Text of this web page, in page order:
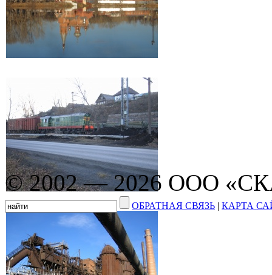
© 2002 — 2026 ООО
ОБРАТНАЯ СВЯЗЬ | КАРТА